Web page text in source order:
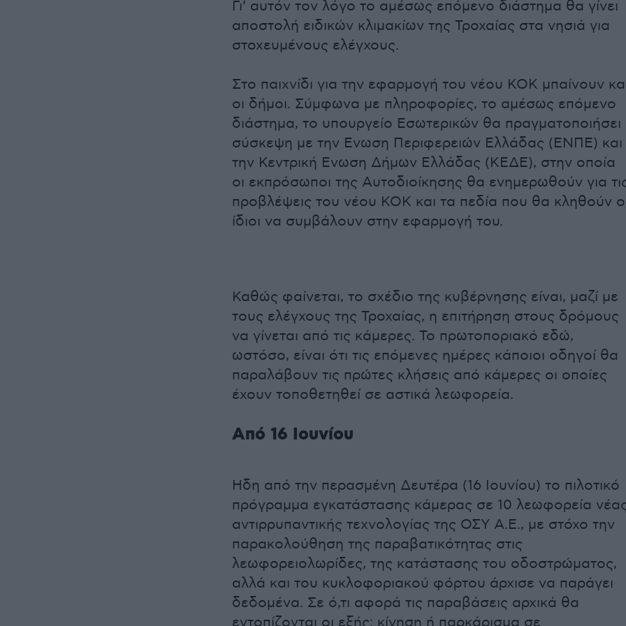
Γι’ αυτόν τον λόγο το αμέσως επόμενο διάστημα θα γίνει
αποστολή ειδικών κλιμακίων της Τροχαίας στα νησιά για
στοχευμένους ελέγχους.
Στο παιχνίδι για την εφαρμογή του νέου ΚΟΚ μπαίνουν
οι δήμοι. Σύμφωνα με πληροφορίες, το αμέσως επόμενο
διάστημα, το υπουργείο Εσωτερικών θα πραγματοποιήσει
σύσκεψη με την Ενωση Περιφερειών Ελλάδας (ΕΝΠΕ) και
την Κεντρική Ενωση Δήμων Ελλάδας (ΚΕΔΕ), στην οποία
οι εκπρόσωποι της Αυτοδιοίκησης θα ενημερωθούν για
προβλέψεις του νέου ΚΟΚ και τα πεδία που θα κληθούν
ίδιοι να συμβάλουν στην εφαρμογή του.
Καθώς φαίνεται, το σχέδιο της κυβέρνησης είναι, μαζί με
τους ελέγχους της Τροχαίας, η επιτήρηση στους δρόμους
να γίνεται από τις κάμερες. Το πρωτοποριακό εδώ,
ωστόσο, είναι ότι τις επόμενες ημέρες κάποιοι οδηγοί θα
παραλάβουν τις πρώτες κλήσεις από κάμερες οι οποίες
έχουν τοποθετηθεί σε αστικά λεωφορεία.
Από 16 Ιουνίου
Ηδη από την περασμένη Δευτέρα (16 Ιουνίου) το πιλοτικό
πρόγραµµα εγκατάστασης κάµερας σε 10 λεωφορεία
αντιρρυπαντικής τεχνολογίας της ΟΣΥ Α.Ε., µε στόχο την
παρακολούθηση της παραβατικότητας στις
λεωφορειολωρίδες, της κατάστασης του οδοστρώµατος,
αλλά και του κυκλοφοριακού φόρτου άρχισε να παράγει
δεδοµένα. Σε ό,τι αφορά τις παραβάσεις αρχικά θα
εντοπίζονται οι εξής: κίνηση ή παρκάρισµα σε